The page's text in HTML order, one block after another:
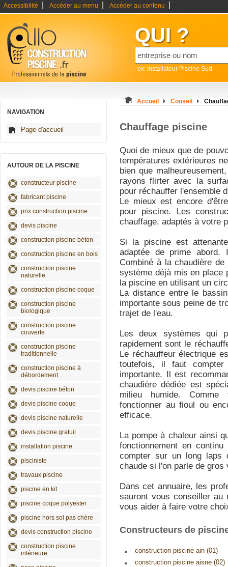
Accessibilité Accéder au menu Accéder au contenu
QUI ?
ex: Installateur Piscine Sud
NAVIGATION
Page d'accueil
AUTOUR DE LA PISCINE
constructeur piscine
fabricant piscine
prix construction piscine
devis piscine
construction piscine béton
construction piscine en bois
construction piscine
naturelle
construction piscine coque
construction piscine
biologique
construction piscine
couverte
construction piscine
traditionnelle
construction piscine à
débordement
devis piscine béton
devis piscine coque
devis piscine naturelle
devis piscine gratuit
installation piscine
pisciniste
travaux piscine
piscine en kit
piscine coque polyester
piscine hors sol pas chère
devis construction piscine
construction piscine
intérieure
Accueil Conseil
Chauffage piscine
Quoi de mieux que de
températures extérieures
bien que
rayons flirter avec la
pour réchauffer l'ensemble
Le mieux est encore
pour piscine. Les
chauffage, adaptés à votre
Si la piscine est
adaptée de prime abord.
Combiné à la chaudière
système déjà mis en place
la piscine en utilisant un
La distance entre le
importante sous peine de
trajet de l'eau.
Les deux systèmes qui
rapidement sont le
Le réchauffeur électrique
toutefois, il faut compter
importante. Il est
chaudière dédiée est
milieu humide.
fonctionner au fioul ou
efficace.
La pompe à chaleur ainsi
fonctionnement en
compter sur un long laps
chaude si l'on parle de gros
Dans cet annuaire, les
sauront vous conseiller au
vous aider à faire votre
Constructeurs de
construction piscine ain (01)
construction piscine aisne (02)